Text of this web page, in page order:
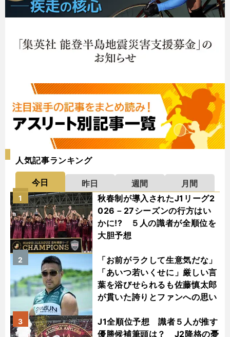
人気記事ランキング
今日 昨日 週間
月間
秋春制が導入されたJ1リーグ2
026－27シーズンの行方はい
かに!? ５人の識者が全順位を
大胆予想
1
「お前がラクして生意気だな」
「あいつ若いくせに」厳しい言
葉を浴びせられるも佐藤慎太郎
が貫いた誇りとファンへの思い
2
J1全順位予想 識者５人が推す
優勝候補筆頭は？ J2降格の憂
3